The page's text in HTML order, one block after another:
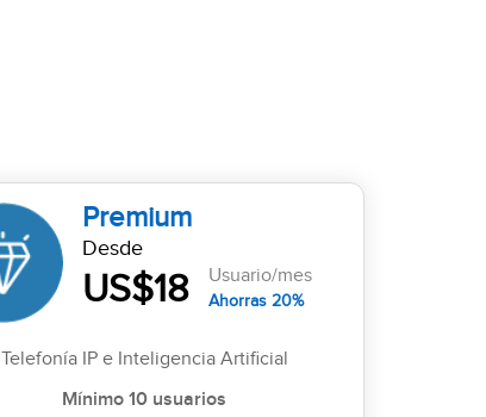
Premium
Desde
US$18 Usuario/mes
Ahorras 20%
Telefonía IP e Inteligencia Artificial
Mínimo 10 usuarios